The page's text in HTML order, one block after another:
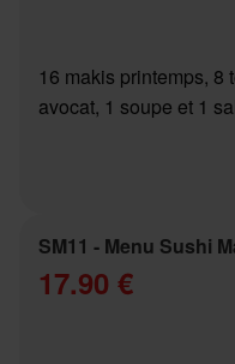
16 makis printemps, 8
avocat, 1 soupe et 1
SM11 - Menu Sushi
17.90 €